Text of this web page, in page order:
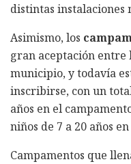
distintas instalaciones
Asimismo, los
gran aceptación entre
municipio, y todavía
inscribirse, con un
años en el
niños de 7 a 20 años
Campamentos que